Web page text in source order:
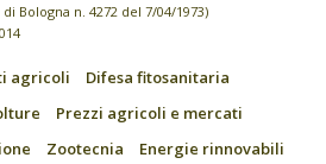
Bologna n. 4272 del 7/04/1973)
agricoli
Difesa fitosanitaria
Prezzi agricoli e mercati
Zootecnia
Energie rinnovabili